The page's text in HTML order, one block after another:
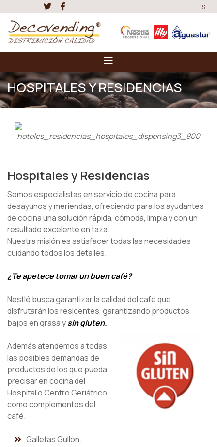
ES
HOSPITALES Y RESIDENCIAS
Hospitales y Residencias
Somos especialistas en servicio de cocina para
desayunos y meriendas, ofreciendo para los ayudantes
de cocina una solución rápida, cómoda, limpia y con un
resultado excelente en taza.
Nuestra misión es satisfacer todas las necesidades
cuidando todos los detalles.
¿Te apetece tomar un buen café?
Nestlé busca garantizar la calidad del café que
disfrutarán los residentes, garantizando productos
bajos en grasa ysin gluten.
Además atendemos a todas
las posibles demandas de
productos de los que pueda
precisar en cocina del
Hospital o Centro Geriátrico
como complementos del
café.
Galletas Gullón.